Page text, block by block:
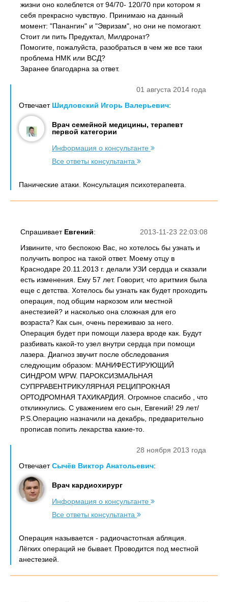
жизни оно колеблется от 94/70- 120/70 при котором я
себя прекрасно чувствую. Принимаю на данный
момент: "Панангин" и "Эвризам", но они не помогают.
Стоит ли пить Предуктал, Милдронат?
Помогите, пожалуйста, разобраться в чем же все таки
проблема НМК или ВСД?
Заранее благодарна за ответ.
01 августа 2014 года
Отвечает Шидловский Игорь Валерьевич:
Врач семейной медицины, терапевт
первой категории
Информация о консультанте
Все ответы консультанта
Панические атаки. Консультация психотерапевта.
2013-11-23 22:03:08
Спрашивает Евгений:
Извините, что беспокою Вас, но хотелось бы узнать и
получить вопрос на такой ответ. Моему отцу в
Краснодаре 20.11.2013 г. делали УЗИ сердца и сказали
есть изменения. Ему 57 лет. Говорит, что аритмия была
еще с детства. Хотелось бы узнать как будет проходить
операция, под общим наркозом или местной
анестезией? и насколько она сложная для его
возраста? Как сын, очень переживаю за него.
Операция будет при помощи лазера вроде как. Будут
разбивать какой-то узел внутри сердца при помощи
лазера. Диагноз звучит после обследования
следующим образом: МАНИФЕСТИРУЮЩИЙ
СИНДРОМ WPW. ПАРОКСИЗМАЛЬНАЯ
СУПРРАВЕНТРИКУЛЯРНАЯ РЕЦИПРОКНАЯ
ОРТОДРОМНАЯ ТАХИКАРДИЯ. Огромное спасибо , что
откликнулись. С уважением его сын, Евгений! 29 лет/
P.S.Операцию назначили на декабрь, предварительно
прописав попить лекарства какие-то.
28 ноября 2013 года
ОтвечаетСычёв Виктор Анатольевич:
Врач кардиохирург
Информация о консультанте
Все ответы консультанта
Операция называется - радиочастотная абляция.
Лёгких операций не бывает. Проводится под местной
анестезией.